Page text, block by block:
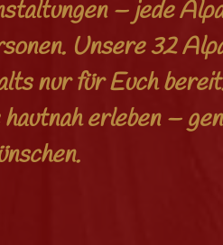
– jede
Unsere 32
nur für Euch
erleben –